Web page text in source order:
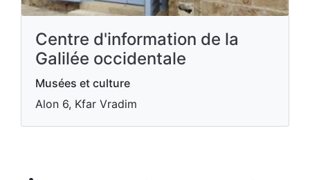
Centre d'information de la
Galilée occidentale
Musées et culture
Alon 6, Kfar Vradim